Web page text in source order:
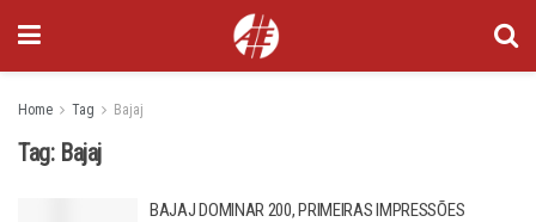
Home Tag Bajaj
Tag: Bajaj
BAJAJ DOMINAR 200, PRIMEIRAS IMPRESSÕES